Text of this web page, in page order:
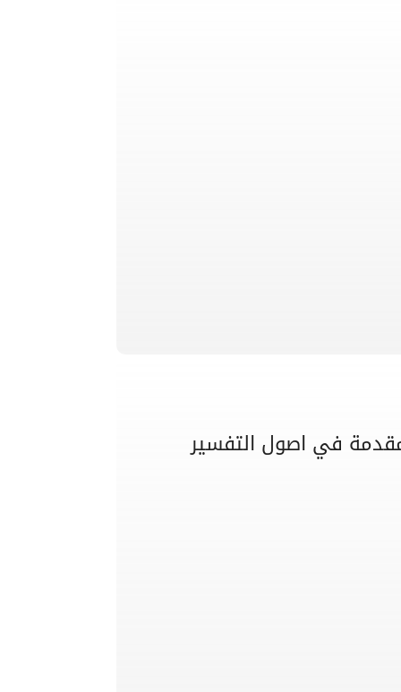
في اصول التفسير